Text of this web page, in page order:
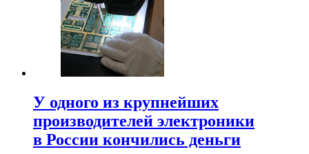
У одного из крупнейших
производителей электроники
в России кончились деньги